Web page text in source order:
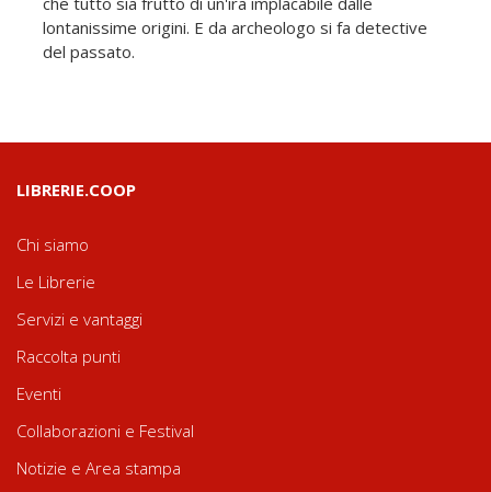
lontanissime origini. E da archeologo si fa detective
del passato.
LIBRERIE.COOP
Chi siamo
Le Librerie
Servizi e vantaggi
Raccolta punti
Eventi
Collaborazioni e Festival
Notizie e Area stampa